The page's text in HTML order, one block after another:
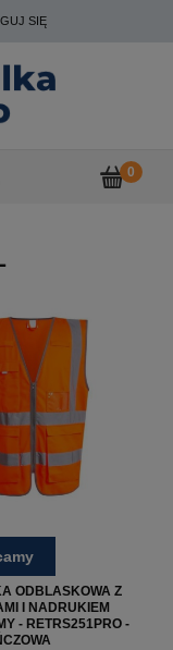
SIĘ
ODBLASKOWA Z
I NADRUKIEM
- RETRS251PRO -